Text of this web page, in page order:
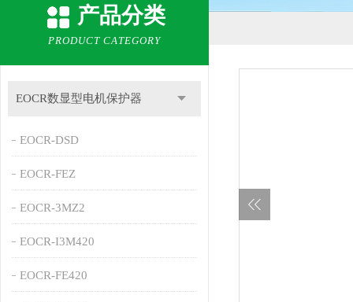
产品分类
PRODUCT CATEGORY
EOCR数显型电机保护器
EOCR-DSD
EOCR-FEZ
EOCR-3MZ2
EOCR-I3M420
EOCR-FE420